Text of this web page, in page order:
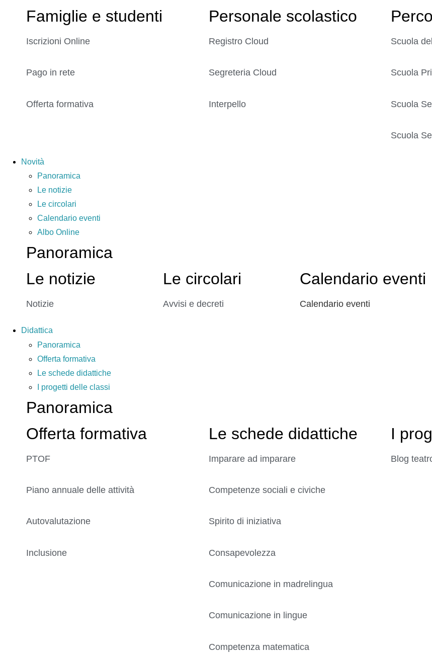
Famiglie e studenti
Iscrizioni Online
Pago in rete
Offerta formativa
Personale scolastico
Registro Cloud
Segreteria Cloud
Interpello
Scuola
Scuola
Scuola
Scuola
Novità
Panoramica
Le notizie
Le circolari
Calendario eventi
Albo Online
Panoramica
Le notizie
Notizie
Le circolari
Avvisi e decreti
Calendario eventi
Calendario eventi
Didattica
Panoramica
Offerta formativa
Le schede didattiche
I progetti delle classi
Panoramica
Offerta formativa
PTOF
Piano annuale delle attività
Autovalutazione
Inclusione
Le schede didattiche
Imparare ad imparare
Competenze sociali e civiche
Spirito di iniziativa
Consapevolezza
Comunicazione in madrelingua
Comunicazione in lingue
Competenza matematica
I
Blog